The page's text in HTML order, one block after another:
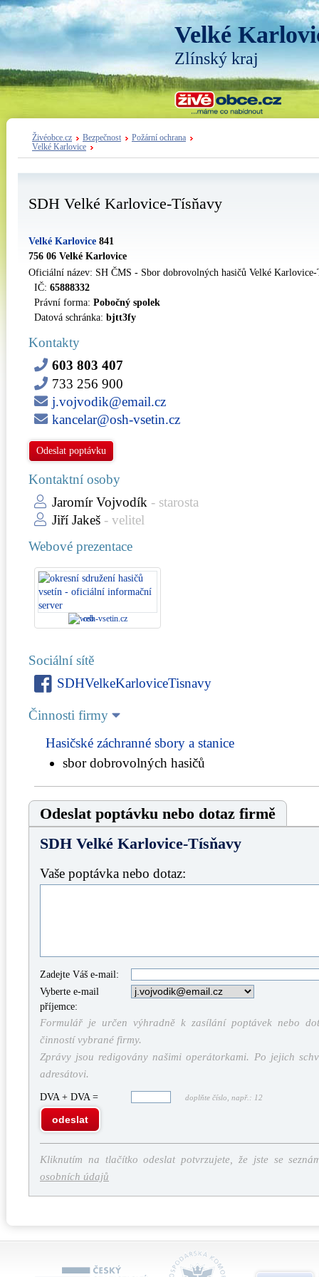
Velké
Zlínský kraj
Živéobce.cz Bezpečnost
Požární ochrana
Velké Karlovice
SDH Velké Karlovice-Tísňavy
Velké Karlovice 841
756 06 Velké Karlovice
Oficiální název: SH ČMS - Sbor dobrovolných hasičů Velké
IČ: 65888332
Právní forma: Pobočný spolek
Datová schránka: bjtt3fy
Kontakty
603 803 407
733 256 900
j.vojvodik@email.cz
kancelar@osh-vsetin.cz
Odeslat poptávku
Kontaktní osoby
Jaromír Vojvodík - starosta
Jiří Jakeš - velitel
Webové prezentace
osh-vsetin.cz
Sociální sítě
SDHVelkeKarloviceTisnavy
Činnosti firmy
Hasičské záchranné sbory a stanice
sbor dobrovolných hasičů
Odeslat poptávku nebo dotaz firmě
SDH Velké Karlovice-Tísňavy
Vaše poptávka nebo dotaz:
Zadejte Váš e-mail:
Vyberte e-mail
příjemce:
Formulář je určen výhradně k zasílání poptávek nebo
činností vybrané firmy.
Zprávy jsou redigovány našimi operátorkami. Po jejich
adresátovi.
DVA + DVA = doplňte číslo, např.: 12
odeslat
Kliknutím na tlačítko odeslat potvrzujete, že jste se
osobních údajů